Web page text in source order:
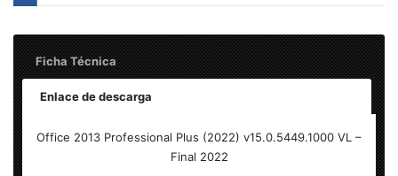
Ficha Técnica
Enlace de descarga
(Actualizado Mayo) – Final
Office 2013 Professional Plus (2022) v15.0.5449.1000 VL –
Final 2022